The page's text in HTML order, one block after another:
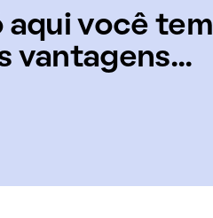
aqui você tem
vantagens...